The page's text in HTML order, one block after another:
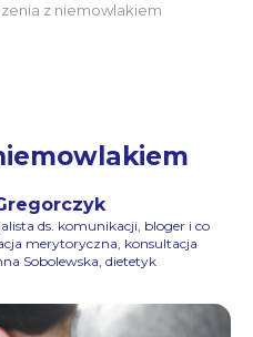
z niemowlakiem
ds. komunikacji, bloger i co
merytoryczna, konsultacja
Sobolewska, dietetyk